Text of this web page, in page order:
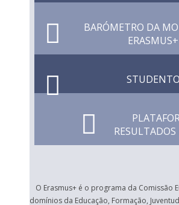
BARÓMETRO DA
ERASMUS+
STUDENTO
O Erasmus+ é o programa da Comissão
domínios da Educação, Formação,